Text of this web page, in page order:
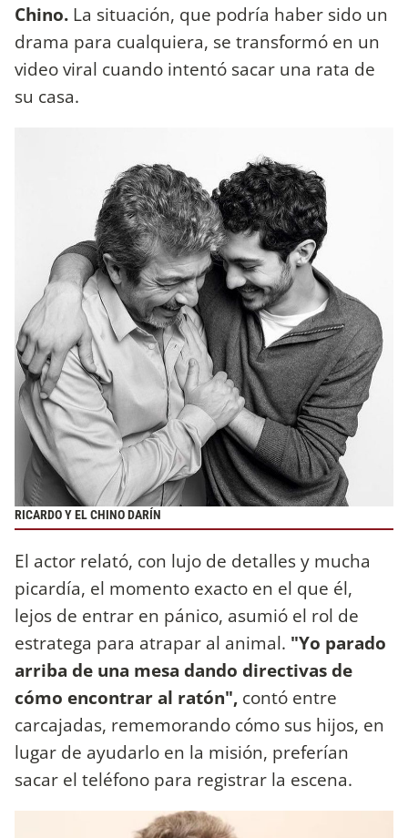
Chino. La situación, que podría haber sido un
drama para cualquiera, se transformó en un
video viral cuando intentó sacar una rata de
su casa.
RICARDO Y EL CHINO DARÍN
El actor relató, con lujo de detalles y mucha
picardía, el momento exacto en el que él,
lejos de entrar en pánico, asumió el rol de
estratega para atrapar al animal. "Yo parado
arriba de una mesa dando directivas de
cómo encontrar al ratón", contó entre
carcajadas, rememorando cómo sus hijos, en
lugar de ayudarlo en la misión, preferían
sacar el teléfono para registrar la escena.